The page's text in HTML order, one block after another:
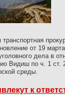
транспортная
от 19
дела в
Видиш по ч. 1
среды.
к